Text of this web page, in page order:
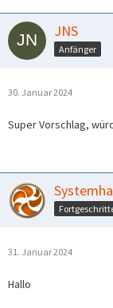
JNS
Anfänger
30. Januar 2024
Super Vorschlag,
31. Januar 2024
Hallo